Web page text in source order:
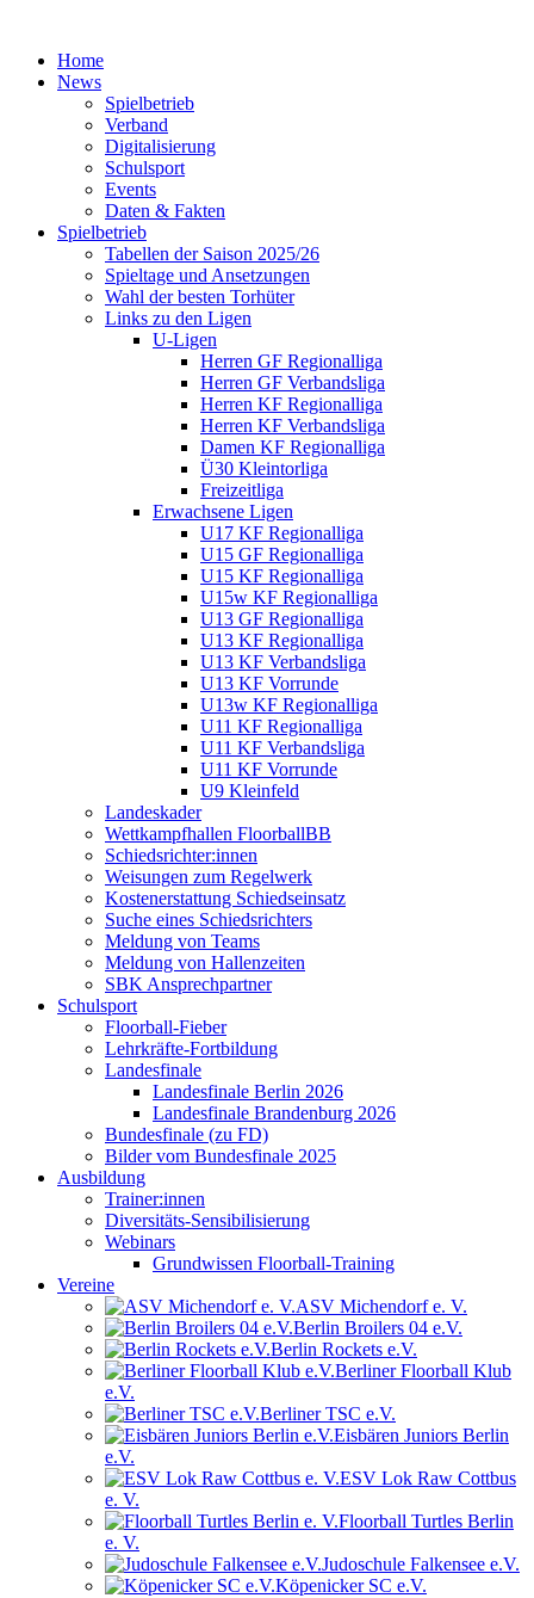
Home
News
Spielbetrieb
Verband
Digitalisierung
Schulsport
Events
Daten & Fakten
Spielbetrieb
Tabellen der Saison 2025/26
Spieltage und Ansetzungen
Wahl der besten Torhüter
Links zu den Ligen
U-Ligen
Herren GF Regionalliga
Herren GF Verbandsliga
Herren KF Regionalliga
Herren KF Verbandsliga
Damen KF Regionalliga
Ü30 Kleintorliga
Freizeitliga
Erwachsene Ligen
U17 KF Regionalliga
U15 GF Regionalliga
U15 KF Regionalliga
U15w KF Regionalliga
U13 GF Regionalliga
U13 KF Regionalliga
U13 KF Verbandsliga
U13 KF Vorrunde
U13w KF Regionalliga
U11 KF Regionalliga
U11 KF Verbandsliga
U11 KF Vorrunde
U9 Kleinfeld
Landeskader
Wettkampfhallen FloorballBB
Schiedsrichter:innen
Weisungen zum Regelwerk
Kostenerstattung Schiedseinsatz
Suche eines Schiedsrichters
Meldung von Teams
Meldung von Hallenzeiten
SBK Ansprechpartner
Schulsport
Floorball-Fieber
Lehrkräfte-Fortbildung
Landesfinale
Landesfinale Berlin 2026
Landesfinale Brandenburg 2026
Bundesfinale (zu FD)
Bilder vom Bundesfinale 2025
Ausbildung
Trainer:innen
Diversitäts-Sensibilisierung
Webinars
Grundwissen Floorball-Training
Vereine
ASV Michendorf e. V.
Berlin Broilers 04 e.V.
Berlin Rockets e.V.
Berliner Floorball Klub
e.V.
Berliner TSC e.V.
Eisbären Juniors Berlin
e.V.
ESV Lok Raw Cottbus
e. V.
Floorball Turtles Berlin
e. V.
Judoschule Falkensee e.V.
Köpenicker SC e.V.